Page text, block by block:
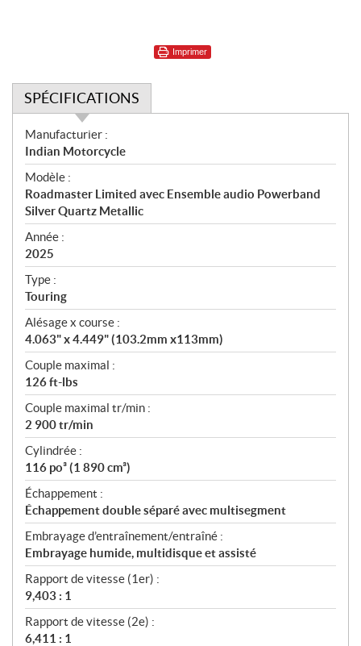
Imprimer
SPÉCIFICATIONS
S
p
é
c
i
f
i
c
a
t
i
o
n
s
Manufacturier :
Indian Motorcycle
Modèle :
Roadmaster Limited avec Ensemble audio Powerband
Silver Quartz Metallic
Année :
2025
Type :
Touring
Alésage x course :
4.063" x 4.449" (103.2mm x113mm)
Couple maximal :
126 ft-lbs
Couple maximal tr/min :
2 900 tr/min
Cylindrée :
116 po³ (1 890 cm³)
Échappement :
Échappement double séparé avec multisegment
Embrayage d’entraînement/entraîné :
Embrayage humide, multidisque et assisté
Rapport de vitesse (1er) :
9,403 : 1
Rapport de vitesse (2e) :
6,411 : 1